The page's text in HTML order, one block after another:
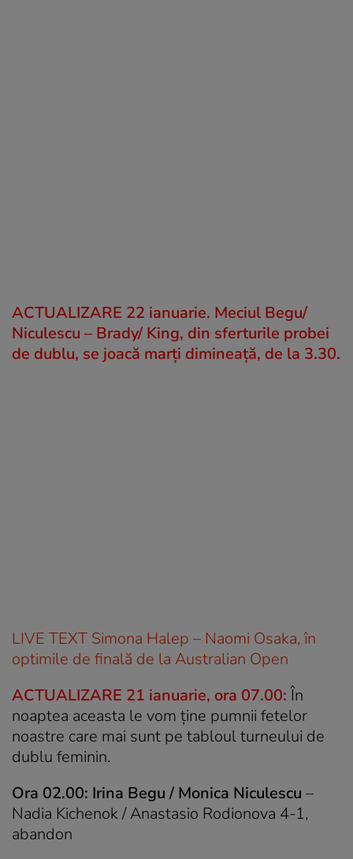
ACTUALIZARE 22 ianuarie. Meciul Begu/
Niculescu – Brady/ King, din sferturile probei
de dublu, se joacă marți dimineață, de la 3.30.
LIVE TEXT Simona Halep – Naomi Osaka, în
optimile de finală de la Australian Open
ACTUALIZARE 21 ianuarie, ora 07.00:În
noaptea aceasta le vom ține pumnii fetelor
noastre care mai sunt pe tabloul turneului de
dublu feminin.
Ora 02.00: Irina Begu / Monica Niculescu –
Nadia Kichenok / Anastasio Rodionova 4-1,
abandon